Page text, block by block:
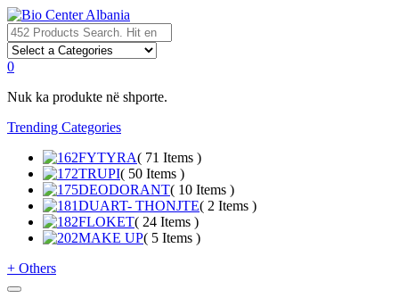
0
Nuk ka produkte në shporte.
Trending Categories
FYTYRA( 71 Items )
TRUPI( 50 Items )
DEODORANT( 10 Items )
DUART- THONJTE( 2 Items )
FLOKET( 24 Items )
MAKE UP( 5 Items )
+ Others